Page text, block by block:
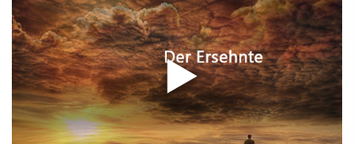
15. September 2016 1.269Klicks Download
In dieser Predigt aus der Serie „Der Ersehnte“ beleuchtet
Christopher Kramp die tiefgreifende Begegnung Jesu mit
der Samariterin am Jakobsbrunnen. Er erklärt, wie Jesus
Über Uns
Kontakt
Spenden